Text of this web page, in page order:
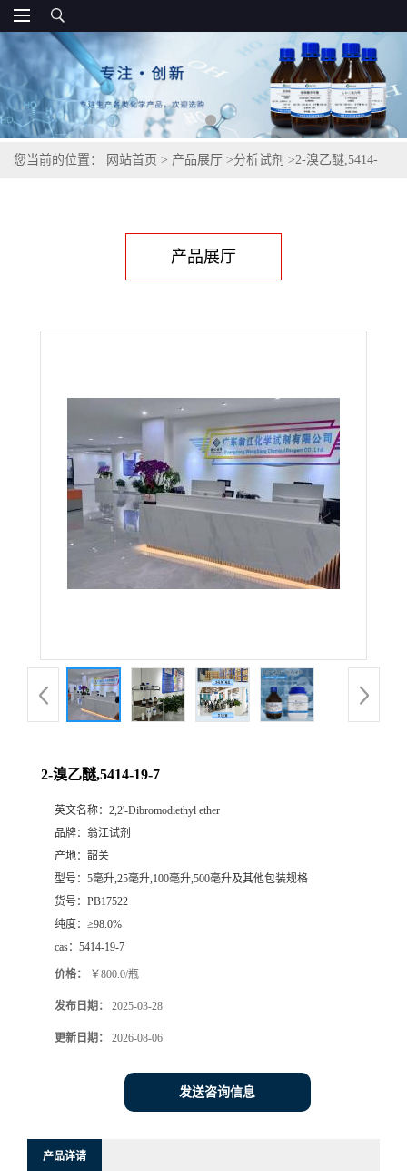
您当前的位置： 网站首页 > 产品展厅 >分析试剂 >2-溴乙醚,5414-
产品展厅
2-溴乙醚,5414-19-7
英文名称： 2,2'-Dibromodiethyl ether
品牌： 翁江试剂
产地： 韶关
型号： 5毫升,25毫升,100毫升,500毫升及其他包装规格
货号： PB17522
纯度： ≥98.0%
cas： 5414-19-7
价格： ￥800.0/瓶
发布日期： 2025-03-28
更新日期： 2026-08-06
发送咨询信息
产品详请